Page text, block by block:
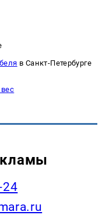
в Санкт-Петербурге
24